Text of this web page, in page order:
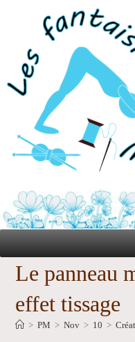
Le panneau
effet tissage
> PM > Nov > 10 >